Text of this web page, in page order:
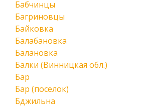
Бабчинцы
Багриновцы
Байковка
Балабановка
Балановка
Балки (Винницкая обл.)
Бар
Бар (поселок)
Бджильна